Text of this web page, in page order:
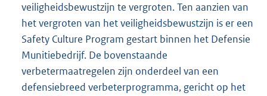
veiligheidsbewustzijn te vergroten. Ten aanzien van
het vergroten van het veiligheidsbewustzijn is er een
Safety Culture Program gestart binnen het Defensie
Munitiebedrijf. De bovenstaande
verbetermaatregelen zijn onderdeel van een
defensiebreed verbeterprogramma, gericht op het